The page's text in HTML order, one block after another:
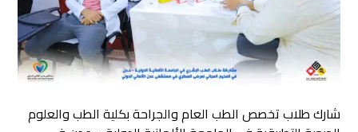
شارك طلاب تخصص الطب العام والجراحة بكلية الطب والعلوم